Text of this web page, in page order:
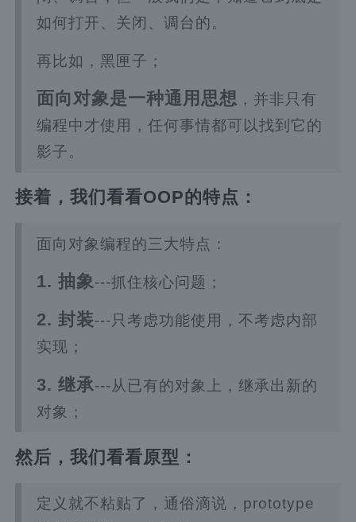
如何打开、关闭、调台的。
再比如，黑匣子；
面向对象是一种通用思想 ，并非只有
编程中才使用，任何事情都可以找到它的
影子。
接着，我们看看OOP的特点：
面向对象编程的三大特点：
1. 抽象---抓住核心问题；
2. 封装---只考虑功能使用，不考虑内部
实现；
3. 继承---从已有的对象上，继承出新的
对象；
然后，我们看看原型：
定义就不粘贴了，通俗滴说，prototype